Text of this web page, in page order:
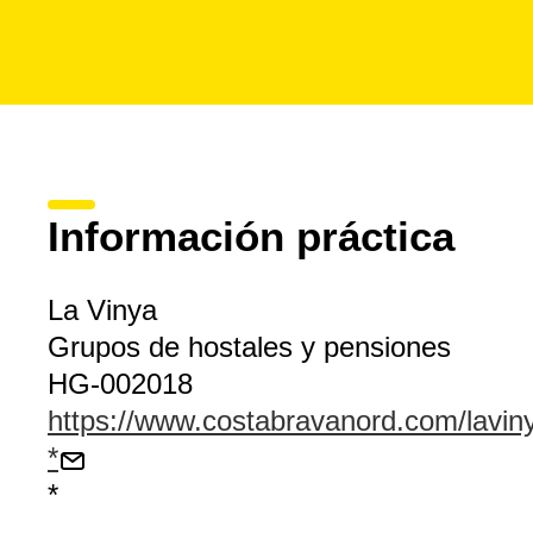
Información práctica
La Vinya
Grupos de hostales y pensiones
HG-002018
https://www.costabravanord.com/
*
*